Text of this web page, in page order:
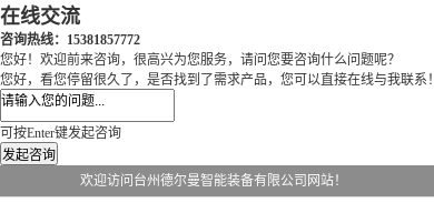
在线交流
咨询热线：15381857772
您好！欢迎前来咨询，很高兴为您服务，请问您要咨询什么问题呢？
您好，看您停留很久了，是否找到了需求产品，您可以直接在线与我联系！
可按Enter键发起咨询
发起咨询
欢迎访问台州德尔曼智能装备有限公司网站！